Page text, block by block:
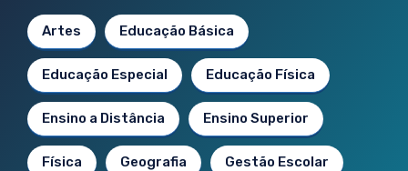
Artes Educação Básica
Educação Especial Educação Física
Ensino a Distância Ensino Superior
Física Geografia Gestão Escolar